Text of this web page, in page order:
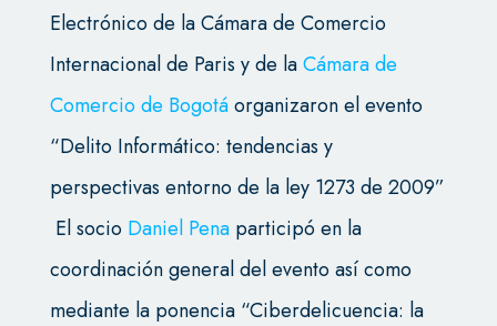
Electrónico de la Cámara de Comercio
Internacional de Paris y de laCámara de
Comercio de Bogotáorganizaron el evento
“Delito Informático: tendencias y
perspectivas entorno de la ley 1273 de 2009”
El socio Daniel Penaparticipó en la
coordinación general del evento así como
mediante la ponencia “Ciberdelicuencia: la